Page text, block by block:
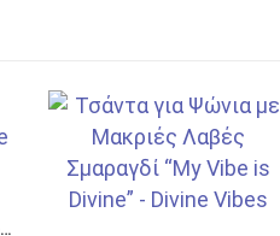
Τσάντα Βαμβακερή για Ψώνια “All Eyes on Me”